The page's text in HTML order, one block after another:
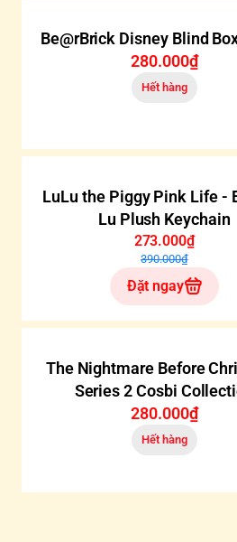
Be@rBrick Disney Blind
280.000₫
Hết hàng
-30%
LuLu the Piggy Pink Life -
Lu Plush Keychain
273.000₫
390.000₫
Đặt ngay
The Nightmare Before
Series 2 Cosbi
280.000₫
Hết hàng